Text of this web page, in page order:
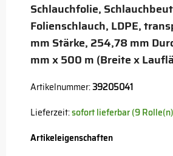
Schlauchfolie,
Folienschlauch, LDPE,
mm Stärke, 254,78 mm
mm x 500 m (Breite x
Artikelnummer:39205041
Lieferzeit:sofort lieferbar (9
Artikeleigenschaften